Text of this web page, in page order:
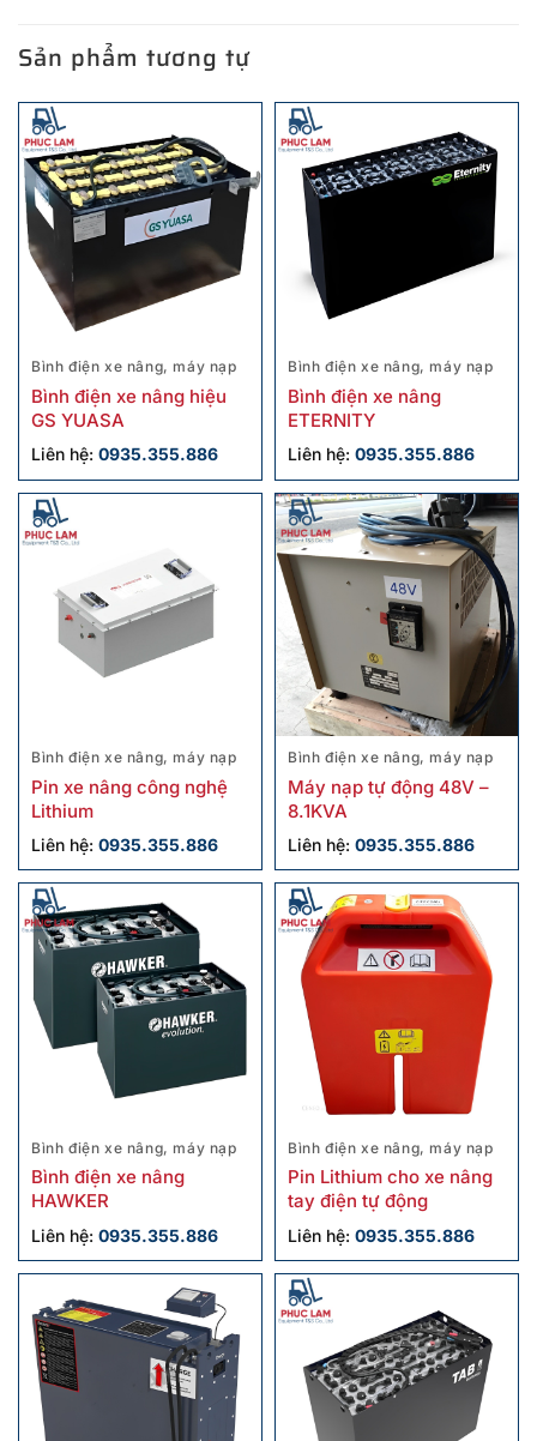
Sản phẩm tương tự
Bình điện xe nâng, máy nạp
Bình điện xe nâng hiệu
GS YUASA
Liên hệ: 0935.355.886
Bình điện xe nâng, máy nạp
Bình điện xe nâng
ETERNITY
Liên hệ: 0935.355.886
Bình điện xe nâng, máy nạp
Pin xe nâng công nghệ
Lithium
Liên hệ: 0935.355.886
Bình điện xe nâng, máy nạp
Máy nạp tự động 48V –
8.1KVA
Liên hệ: 0935.355.886
Bình điện xe nâng, máy nạp
Bình điện xe nâng
HAWKER
Liên hệ: 0935.355.886
Bình điện xe nâng, máy nạp
Pin Lithium cho xe nâng
tay điện tự động
Liên hệ: 0935.355.886